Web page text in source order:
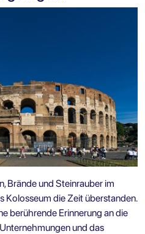
Brände und Steinrauber im
Kolosseum die Zeit überstanden.
berührende Erinnerung an die
und das